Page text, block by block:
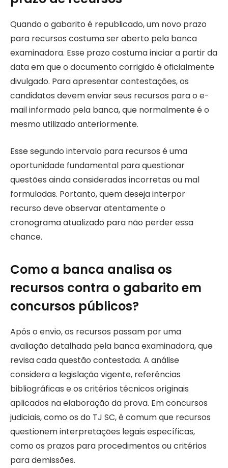
Quando o gabarito é republicado, um novo prazo
para recursos costuma ser aberto pela banca
examinadora. Esse prazo costuma iniciar a partir da
data em que o documento corrigido é oficialmente
divulgado. Para apresentar contestações, os
candidatos devem enviar seus recursos para o e-
mail informado pela banca, que normalmente é o
mesmo utilizado anteriormente.
Esse segundo intervalo para recursos é uma
oportunidade fundamental para questionar
questões ainda consideradas incorretas ou mal
formuladas. Portanto, quem deseja interpor
recurso deve observar atentamente o
cronograma atualizado para não perder essa
chance.
Como a banca analisa os
recursos contra o gabarito em
concursos públicos?
Após o envio, os recursos passam por uma
avaliação detalhada pela banca examinadora, que
revisa cada questão contestada. A análise
considera a legislação vigente, referências
bibliográficas e os critérios técnicos originais
aplicados na elaboração da prova. Em concursos
judiciais, como os do TJ SC, é comum que recursos
questionem interpretações legais específicas,
como os prazos para procedimentos ou critérios
para demissões.